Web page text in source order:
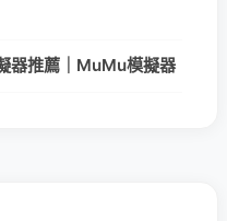
器推薦｜MuMu模擬器